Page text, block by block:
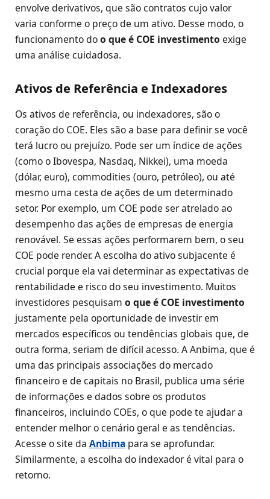
envolve derivativos, que são contratos cujo valor
varia conforme o preço de um ativo. Desse modo, o
funcionamento doo que é COE investimento exige
uma análise cuidadosa.
Ativos de Referência e Indexadores
Os ativos de referência, ou indexadores, são o
coração do COE. Eles são a base para definir se você
terá lucro ou prejuízo. Pode ser um índice de ações
(como o Ibovespa, Nasdaq, Nikkei), uma moeda
(dólar, euro), commodities (ouro, petróleo), ou até
mesmo uma cesta de ações de um determinado
setor. Por exemplo, um COE pode ser atrelado ao
desempenho das ações de empresas de energia
renovável. Se essas ações performarem bem, o seu
COE pode render. A escolha do ativo subjacente é
crucial porque ela vai determinar as expectativas de
rentabilidade e risco do seu investimento. Muitos
investidores pesquisam o que é COE investimento
justamente pela oportunidade de investir em
mercados específicos ou tendências globais que, de
outra forma, seriam de difícil acesso. A Anbima, que é
uma das principais associações do mercado
financeiro e de capitais no Brasil, publica uma série
de informações e dados sobre os produtos
financeiros, incluindo COEs, o que pode te ajudar a
entender melhor o cenário geral e as tendências.
Acesse o site da Anbima para se aprofundar.
Similarmente, a escolha do indexador é vital para o
retorno.